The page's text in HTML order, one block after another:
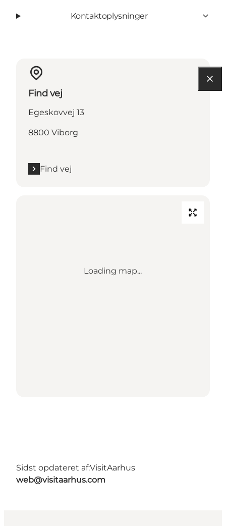
Kontaktoplysninger
Find vej
Egeskovvej 13
8800 Viborg
Find vej
Loading map...
Sidst opdateret af:VisitAarhus
web@visitaarhus.com